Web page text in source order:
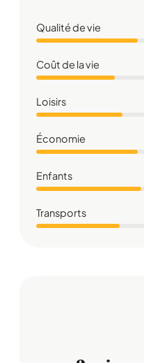
Qualité de vie
Coût de la vie
Loisirs
Économie
Enfants
Transports